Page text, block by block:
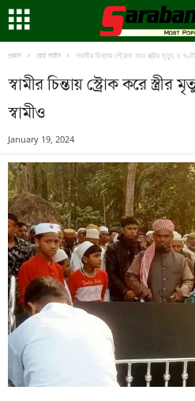
প্রচ্ছদ হেড লাইন স্বামীর চিন্তায় স্ট্রোক করে স্ত্রীর মৃত্যু, ৪
স্বামীর চিন্তায় স্ট্রোক করে
স্বামীও
January 19, 2024